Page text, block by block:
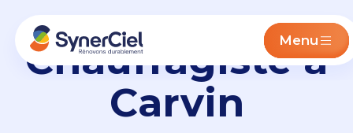
Menu
Chauffagiste à
Carvin